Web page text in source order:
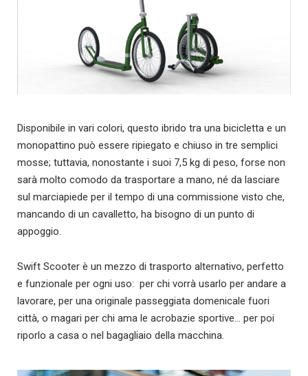
Disponibile in vari colori, questo ibrido tra una bicicletta e un
monopattino può essere ripiegato e chiuso in tre semplici
mosse; tuttavia, nonostante i suoi 7,5 kg di peso, forse non
sarà molto comodo da trasportare a mano, né da lasciare
sul marciapiede per il tempo di una commissione visto che,
mancando di un cavalletto, ha bisogno di un punto di
appoggio.
Swift Scooter è un mezzo di trasporto alternativo, perfetto
e funzionale per ogni uso: per chi vorrà usarlo per andare a
lavorare, per una originale passeggiata domenicale fuori
città, o magari per chi ama le acrobazie sportive… per poi
riporlo a casa o nel bagagliaio della macchina.